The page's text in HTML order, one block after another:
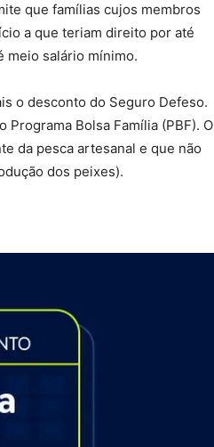
que famílias cujos membros
a que teriam direito por até
meio salário mínimo.
o desconto do Seguro Defeso.
Programa Bolsa Família (PBF). O
da pesca artesanal e que não
dos peixes).